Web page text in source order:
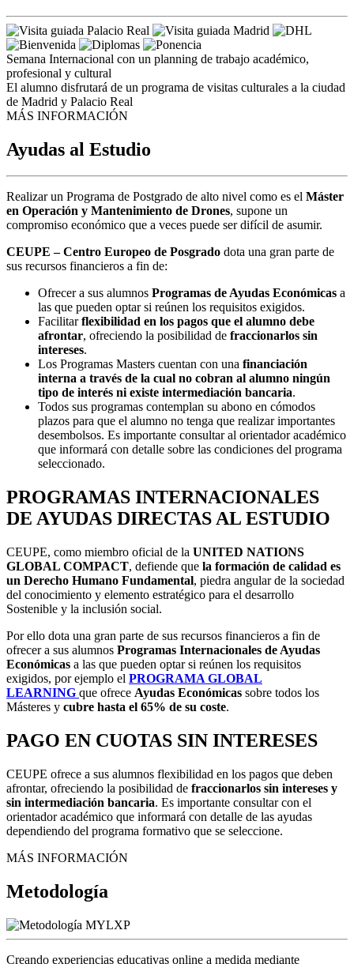
Semana Internacional con un planning de trabajo académico,
profesional y cultural
El alumno disfrutará de un programa de visitas culturales a la ciudad
de Madrid y Palacio Real
MÁS INFORMACIÓN
Ayudas al Estudio
Realizar un Programa de Postgrado de alto nivel como es el Máster
en Operación y Mantenimiento de Drones, supone un
compromiso económico que a veces puede ser difícil de asumir.
CEUPE – Centro Europeo de Posgrado dota una gran parte de
sus recursos financieros a fin de:
Ofrecer a sus alumnos Programas de Ayudas Económicas a
las que pueden optar si reúnen los requisitos exigidos.
Facilitarflexibilidad en los pagos que el alumno debe
afrontar, ofreciendo la posibilidad de fraccionarlos sin
intereses.
Los Programas Masters cuentan con una financiación
interna a través de la cual no cobran al alumno ningún
tipo de interés ni existe intermediación bancaria.
Todos sus programas contemplan su abono en cómodos
plazos para que el alumno no tenga que realizar importantes
desembolsos. Es importante consultar al orientador académico
que informará con detalle sobre las condiciones del programa
seleccionado.
PROGRAMAS INTERNACIONALES
DE AYUDAS DIRECTAS AL ESTUDIO
CEUPE, como miembro oficial de la UNITED NATIONS
GLOBAL COMPACT, defiende que la formación de calidad es
un Derecho Humano Fundamental, piedra angular de la sociedad
del conocimiento y elemento estratégico para el desarrollo
Sostenible y la inclusión social.
Por ello dota una gran parte de sus recursos financieros a fin de
ofrecer a sus alumnos Programas Internacionales de Ayudas
Económicas a las que pueden optar si reúnen los requisitos
exigidos, por ejemplo el PROGRAMA GLOBAL
LEARNING que ofrece Ayudas Económicas sobre todos los
Másteres y cubre hasta el 65% de su coste.
PAGO EN CUOTAS SIN INTERESES
CEUPE ofrece a sus alumnos flexibilidad en los pagos que deben
afrontar, ofreciendo la posibilidad de fraccionarlos sin intereses y
sin intermediación bancaria. Es importante consultar con el
orientador académico que informará con detalle de las ayudas
dependiendo del programa formativo que se seleccione.
MÁS INFORMACIÓN
Metodología
Creando experiencias educativas online a medida mediante